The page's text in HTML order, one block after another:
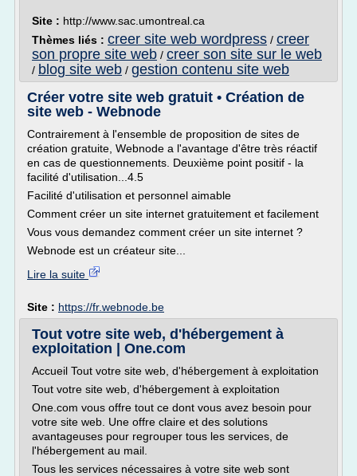
Site : http://www.sac.umontreal.ca
Thèmes liés : creer site web wordpress / creer
son propre site web / creer son site sur le web
/ blog site web / gestion contenu site web
Créer votre site web gratuit • Création de
site web - Webnode
Contrairement à l'ensemble de proposition de sites de
création gratuite, Webnode a l'avantage d'être très réactif
en cas de questionnements. Deuxième point positif - la
facilité d'utilisation...4.5
Facilité d'utilisation et personnel aimable
Comment créer un site internet gratuitement et facilement
Vous vous demandez comment créer un site internet ?
Webnode est un créateur site...
Lire la suite
Site : https://fr.webnode.be
Tout votre site web, d'hébergement à
exploitation | One.com
Accueil Tout votre site web, d'hébergement à exploitation
Tout votre site web, d'hébergement à exploitation
One.com vous offre tout ce dont vous avez besoin pour
votre site web. Une offre claire et des solutions
avantageuses pour regrouper tous les services, de
l'hébergement au mail.
Tous les services nécessaires à votre site web sont